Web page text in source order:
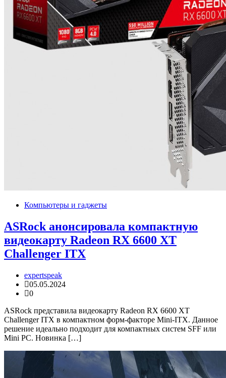
Компьютеры и гаджеты
ASRock анонсировала компактную
видеокарту Radeon RX 6600 XT
Challenger ITX
expertspeak
05.05.2024
0
ASRock представила видеокарту Radeon RX 6600 XT
Challenger ITX в компактном форм-факторе Mini-ITX. Данное
решение идеально подходит для компактных систем SFF или
Mini PC. Новинка […]